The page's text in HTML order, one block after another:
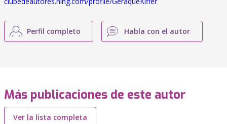
Perfil completo Habla con el autor
Más publicaciones de este autor
Ver la lista completa